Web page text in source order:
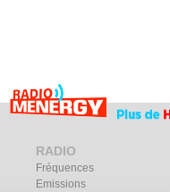
RADIO
Fréquences
Emissions